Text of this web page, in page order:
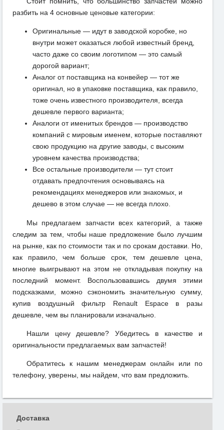
разбить на 4 основные ценовые категории:
Оригинальные — идут в заводской коробке, но
внутри может оказаться любой известный бренд,
часто даже со своим логотипом — это самый
дорогой вариант;
Аналог от поставщика на конвейер — тот же
оригинал, но в упаковке поставщика, как правило,
тоже очень известного производителя, всегда
дешевле первого варианта;
Аналоги от именитых брендов — производство
компаний с мировым именем, которые поставляют
свою продукцию на другие заводы, с высоким
уровнем качества производства;
Все остальные производители — тут стоит
отдавать предпочтения основываясь на
рекомендациях менеджеров или знакомых, и
дешево в этом случае — не всегда плохо.
Мы предлагаем запчасти всех категорий, а также
следим за тем, чтобы наше предложение было лучшим
на рынке, как по стоимости так и по срокам доставки. Но,
как правило, чем больше срок, тем дешевле цена,
многие выигрывают на этом не откладывая покупку на
последний момент. Воспользовавшись двумя этими
подсказками, можно сэкономить значительную сумму,
купив воздушный фильтр Renault Espace в разы
дешевле, чем вы планировали изначально.
Нашли цену дешевле? Убедитесь в качестве и
оригинальности предлагаемых вам запчастей!
Обратитесь к нашим менеджерам онлайн или по
телефону, уверены, мы найдем, что вам предложить.
Доставка